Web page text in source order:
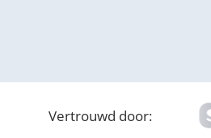
Vertrouwd door: